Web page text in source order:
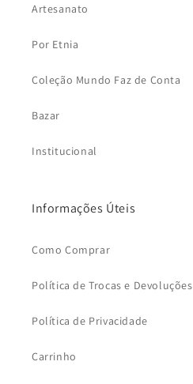
Artesanato
Por Etnia
Coleção Mundo Faz de Conta
Bazar
Institucional
Informações Úteis
Como Comprar
Política de Trocas e Devoluções
Política de Privacidade
Carrinho